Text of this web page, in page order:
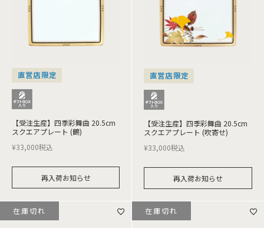
直営店限定
【受注生産】四季彩舞曲 20.5cm
スクエアプレート (鶴)
¥33,000税込
再入荷お知らせ
直営店限定
【受注生産】四季彩舞曲 20.5cm
スクエアプレート (吹寄せ)
¥33,000税込
再入荷お知らせ
在庫切れ 在庫切れ